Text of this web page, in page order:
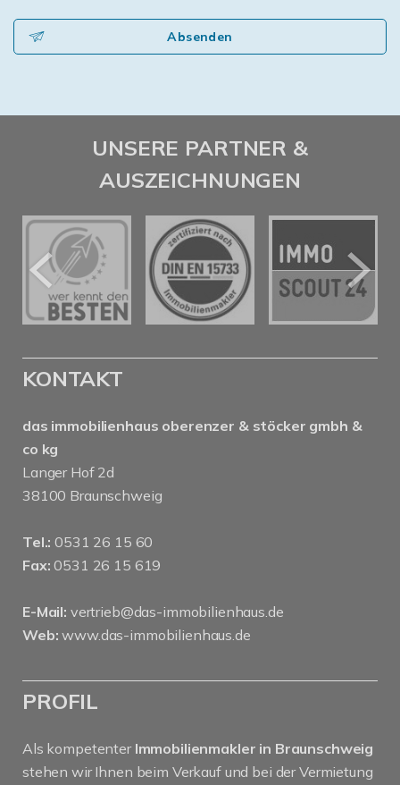
Absenden
UNSERE PARTNER &
AUSZEICHNUNGEN
KONTAKT
das immobilienhaus oberenzer & stöcker gmbh &
co kg
Langer Hof 2d
38100 Braunschweig
Tel.: 0531 26 15 60
Fax: 0531 26 15 619
E-Mail: vertrieb@das-immobilienhaus.de
Web: www.das-immobilienhaus.de
PROFIL
Als kompetenter Immobilienmakler in Braunschweig
stehen wir Ihnen beim Verkauf und bei der Vermietung